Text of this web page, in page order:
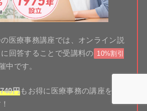
医療事務講座では、オンライン説
回答することで受講料の 10%割引
中です。
円もお得に医療事務の講座を受け